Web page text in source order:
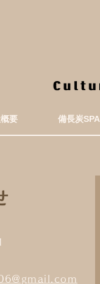
要 備長炭SPA